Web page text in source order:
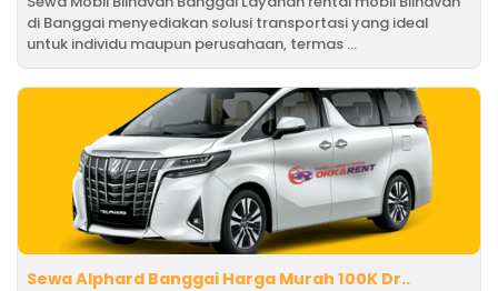
di Banggai menyediakan solusi transportasi yang ideal
untuk individu maupun perusahaan, termas ...
Sewa Alphard Banggai Harga Murah 100K Dr..